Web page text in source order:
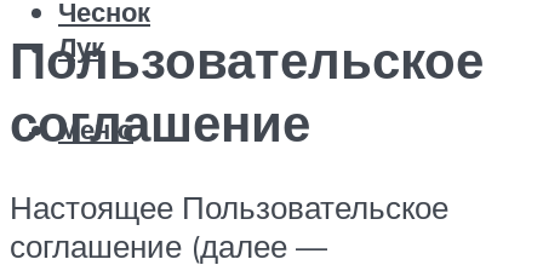
Чеснок
Лук
Меню
Пользовательское
соглашение
Настоящее Пользовательское
соглашение (далее —